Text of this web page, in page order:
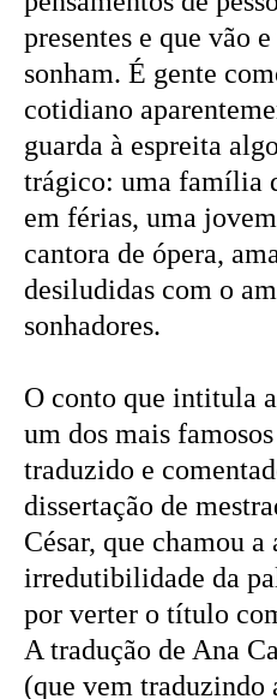
presentes e que vão
sonham. É gente
cotidiano
guarda à espreita
trágico: uma família
em férias, uma
cantora de ópera,
desiludidas com o
sonhadores.
O conto que intitula
um dos mais
traduzido e
dissertação de
César, que chamou a
irredutibilidade da
por verter o título
A tradução de Ana
(que vem traduzindo